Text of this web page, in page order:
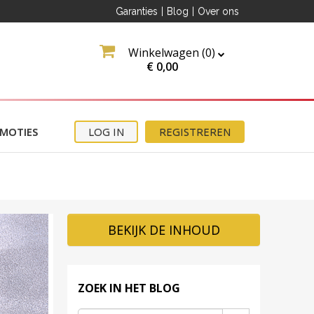
Garanties Blog Over ons
Winkelwagen (0)
€ 0,00
REGISTREREN
LOG IN
BEKIJK DE INHOUD
ZOEK IN HET BLOG
5